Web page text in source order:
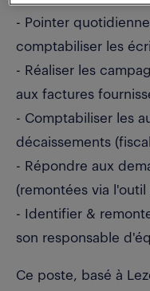
- Pointer
comptabiliser les
- Réaliser les
aux factures
- Comptabiliser les
décaissements
- Répondre aux
(remontées via
- Identifier &
son responsable
Ce poste, basé à